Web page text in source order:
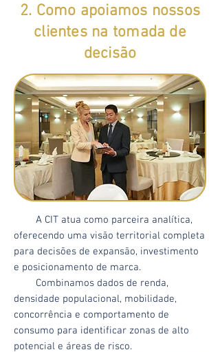
2. Como apoiamos nossos
clientes na tomada de
decisão
A CIT atua como parceira analítica,
oferecendo uma visão territorial completa
para decisões de expansão, investimento
e posicionamento de marca.
Combinamos dados de renda,
densidade populacional, mobilidade,
concorrência e comportamento de
consumo para identificar zonas de alto
potencial e áreas de risco.